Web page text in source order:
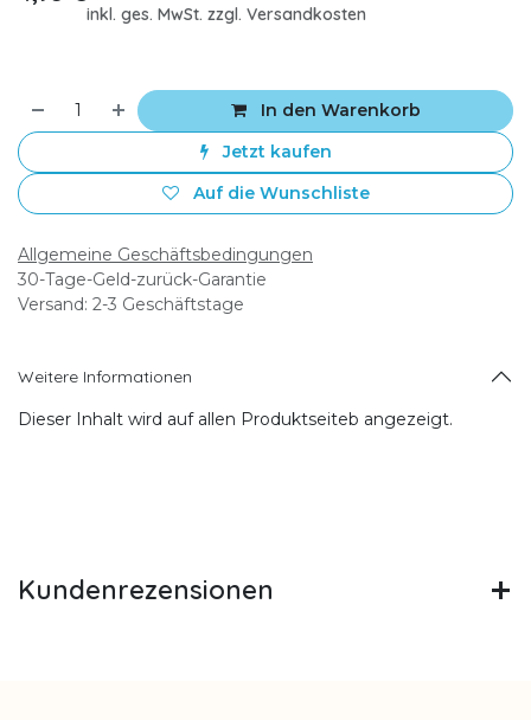
inkl. ges. MwSt. zzgl. Versandkosten
In den Warenkorb
Jetzt kaufen
Auf die Wunschliste
Allgemeine Geschäftsbedingungen
30-Tage-Geld-zurück-Garantie
Versand: 2-3 Geschäftstage
Weitere Informationen
Dieser Inhalt wird auf allen Produktseiteb angezeigt.
Kundenrezensionen